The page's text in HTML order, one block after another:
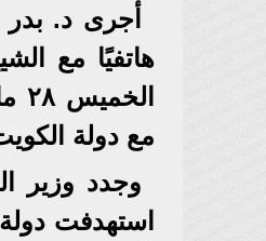
أجرى د. بدر
هاتفيًا مع
مع دولة
وجدد وزير
استهدفت